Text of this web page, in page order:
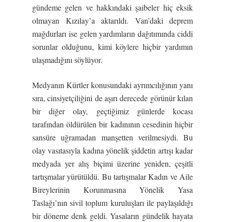
gündeme gelen ve hakkındaki şaibeler hiç eksik
olmayan Kızılay’a aktarıldı. Van’daki deprem
mağdurları ise gelen yardımların dağıtımında ciddi
sorunlar olduğunu, kimi köylere hiçbir yardımın
ulaşmadığını söylüyor.
Medyanın Kürtler konusundaki ayrımcılığının yanı
sıra, cinsiyetçiliğini de aşırı derecede görünür kılan
bir diğer olay, geçtiğimiz günlerde kocası
tarafından öldürülen bir kadınının cesedinin hiçbir
sansüre uğramadan manşetten verilmesiydi. Bu
olay vasıtasıyla kadına yönelik şiddetin artışı kadar
medyada yer alış biçimi üzerine yeniden, çeşitli
tartışmalar yürütüldü. Bu tartışmalar Kadın ve Aile
Bireylerinin Korunmasına Yönelik Yasa
Taslağı’nın sivil toplum kuruluşları ile paylaşıldığı
bir döneme denk geldi. Yasaların gündelik hayata